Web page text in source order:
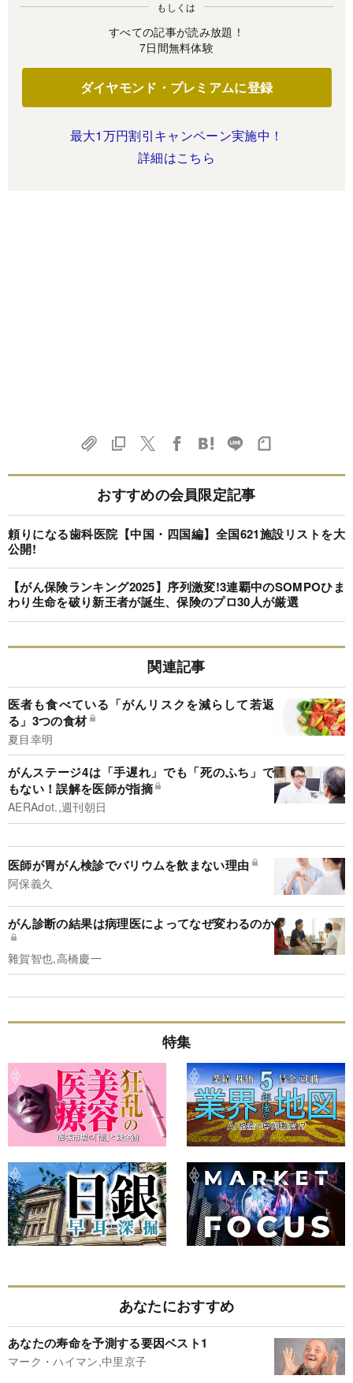
もしくは
すべての記事が読み放題！
7日間無料体験
ダイヤモンド・プレミアムに登録
最大1万円割引キャンペーン実施中！
詳細はこちら
おすすめの会員限定記事
頼りになる歯科医院【中国・四国編】全国621施設リストを大
公開!
【がん保険ランキング2025】序列激変!3連覇中のSOMPOひま
わり生命を破り新王者が誕生、保険のプロ30人が厳選
関連記事
医者も食べている「がんリスクを減らして若返
る」3つの食材
夏目幸明
がんステージ4は「手遅れ」でも「死のふち」で
もない！誤解を医師が指摘
AERAdot.,週刊朝日
医師が胃がん検診でバリウムを飲まない理由
阿保義久
がん診断の結果は病理医によってなぜ変わるのか
雜賀智也,高橋慶一
特集
あなたにおすすめ
あなたの寿命を予測する要因ベスト1
マーク・ハイマン,中里京子